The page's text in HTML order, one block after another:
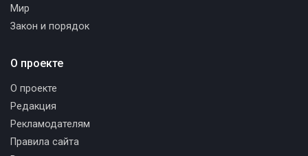
Мир
Закон и порядок
О проекте
О проекте
Редакция
Рекламодателям
Правила сайта